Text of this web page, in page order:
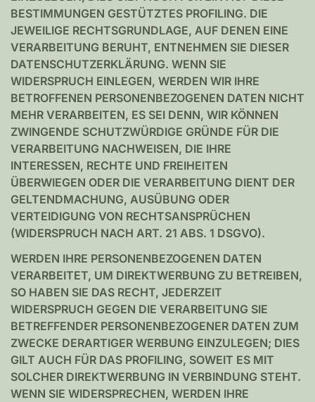
BESTIMMUNGEN GESTÜTZTES PROFILING. DIE
JEWEILIGE RECHTSGRUNDLAGE, AUF DENEN EINE
VERARBEITUNG BERUHT, ENTNEHMEN SIE DIESER
DATENSCHUTZERKLÄRUNG. WENN SIE
WIDERSPRUCH EINLEGEN, WERDEN WIR IHRE
BETROFFENEN PERSONENBEZOGENEN DATEN NICHT
MEHR VERARBEITEN, ES SEI DENN, WIR KÖNNEN
ZWINGENDE SCHUTZWÜRDIGE GRÜNDE FÜR DIE
VERARBEITUNG NACHWEISEN, DIE IHRE
INTERESSEN, RECHTE UND FREIHEITEN
ÜBERWIEGEN ODER DIE VERARBEITUNG DIENT DER
GELTENDMACHUNG, AUSÜBUNG ODER
VERTEIDIGUNG VON RECHTSANSPRÜCHEN
(WIDERSPRUCH NACH ART. 21 ABS. 1 DSGVO).
WERDEN IHRE PERSONENBEZOGENEN DATEN
VERARBEITET, UM DIREKTWERBUNG ZU BETREIBEN,
SO HABEN SIE DAS RECHT, JEDERZEIT
WIDERSPRUCH GEGEN DIE VERARBEITUNG SIE
BETREFFENDER PERSONENBEZOGENER DATEN ZUM
ZWECKE DERARTIGER WERBUNG EINZULEGEN; DIES
GILT AUCH FÜR DAS PROFILING, SOWEIT ES MIT
SOLCHER DIREKTWERBUNG IN VERBINDUNG STEHT.
WENN SIE WIDERSPRECHEN, WERDEN IHRE